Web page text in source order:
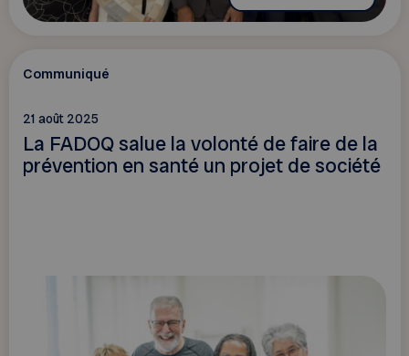
Communiqué
21 août 2025
La FADOQ salue la volonté de faire de la
prévention en santé un projet de société